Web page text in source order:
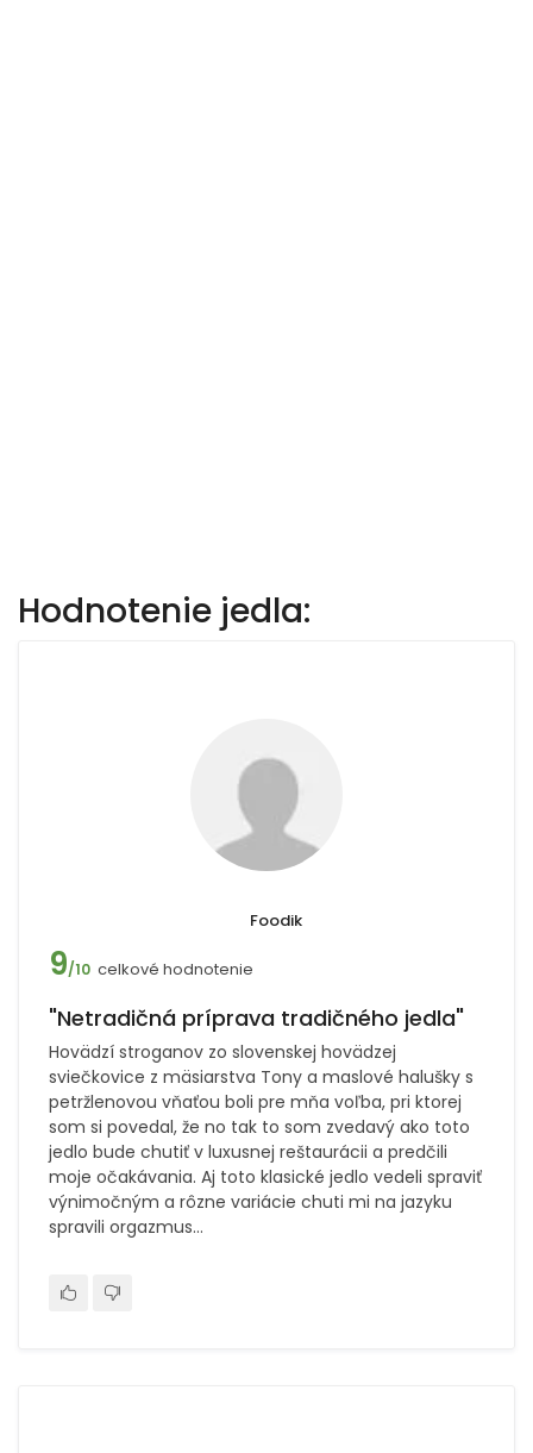
Hodnotenie jedla:
Foodik
9/10 celkové hodnotenie
"Netradičná príprava tradičného jedla"
Hovädzí stroganov zo slovenskej hovädzej
sviečkovice z mäsiarstva Tony a maslové halušky s
petržlenovou vňaťou boli pre mňa voľba, pri ktorej
som si povedal, že no tak to som zvedavý ako toto
jedlo bude chutiť v luxusnej reštaurácii a predčili
moje očakávania. Aj toto klasické jedlo vedeli spraviť
výnimočným a rôzne variácie chuti mi na jazyku
spravili orgazmus...